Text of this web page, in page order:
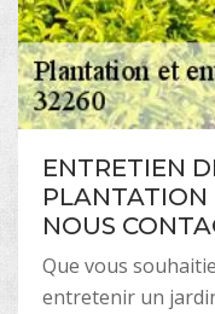
ENTRETIEN
PLANTATION
NOUS
Que vous
entretenir un